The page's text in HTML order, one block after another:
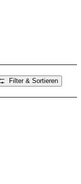
Filter & Sortieren